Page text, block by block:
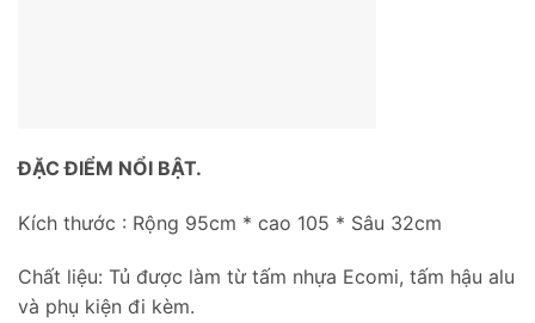
ĐẶC ĐIỂM NỔI BẬT.
Kích thước : Rộng 95cm * cao 105 * Sâu 32cm
Chất liệu: Tủ được làm từ tấm nhựa Ecomi, tấm hậu alu
và phụ kiện đi kèm.